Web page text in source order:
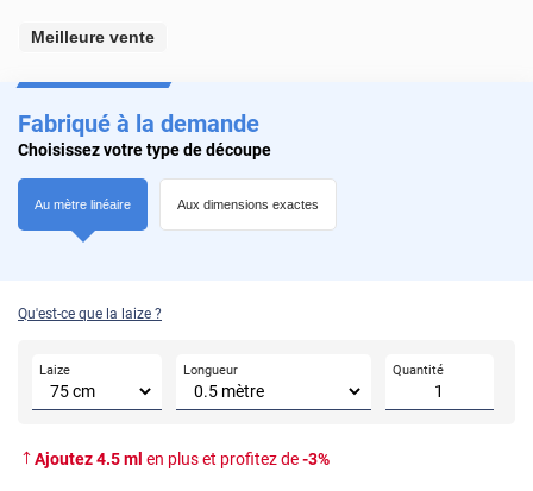
Meilleure vente
Fabriqué à la demande
Choisissez votre type de découpe
Au mètre linéaire Aux dimensions exactes
Qu'est-ce que la laize ?
Laize Longueur Quantité
Ajoutez4.5ml en plus et profitez de-3%